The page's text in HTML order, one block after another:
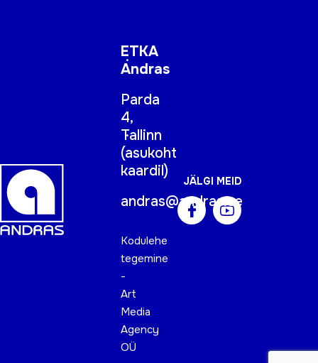
ETKA
Andras
Parda
4,
Tallinn
(asukoht
kaardil)
andras@andras.ee
Kodulehe
tegemine
-
Art
Media
Agency
OÜ
JÄLGI MEID